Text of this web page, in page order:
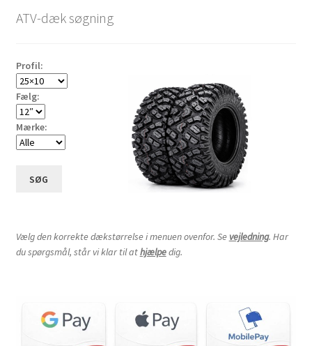
lav
ATV-dæk søgning
Profil:
Fælg:
Mærke:
SØG
Vælg den korrekte dækstørrelse i menuen ovenfor. Se vejledning. Har
du spørgsmål, står vi klar til athjælpedig.